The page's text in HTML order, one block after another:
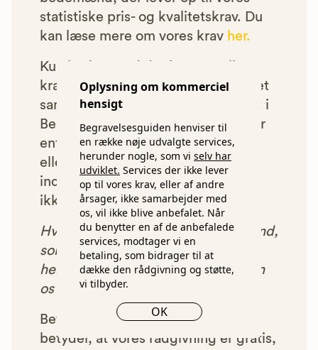
Oplysning om kommerciel
hensigt
Begravelsesguiden henviser til
en række nøje udvalgte services,
herunder nogle, som vi selv har
udviklet. Services der ikke lever
op til vores krav, eller af andre
årsager, ikke samarbejder med
os, vil ikke blive anbefalet. Når
du benytter en af de anbefalede
services, modtager vi en
betaling, som bidrager til at
dække den rådgivning og støtte,
vi tilbyder.
OK
statistiske pris- og kvalitetskrav. Du
kan læse mere om vores krav her.
Kun bedemænd der lever op til
kravene har mulighed for at indgå et
samarbejde med os om at blive vist i
Begravelsesguiden. Bedemænd der
enten ikke lever op til vores krav,
eller som af andre årsager ikke har
indgået et samarbejde med os, vil
ikke blive vist i vores anbefalinger.
Hver gang du benytter en bedemand,
som vi har godkendt, anbefalet og
henvist dig til, betaler bedemanden
os et beløb for denne henvisning.
Betalingen for vores henvisninger
betyder, at vores rådgivning er gratis,